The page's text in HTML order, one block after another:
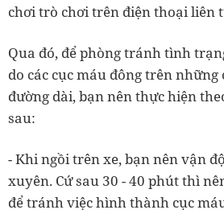
chơi trò chơi trên điện thoại liên
Qua đó, để phòng tránh tình
do các cục máu đông trên
đường dài, bạn nên thực hiện
sau:
- Khi ngồi trên xe, bạn nên vận
xuyên. Cứ sau 30 - 40 phút thì
để tránh việc hình thành cục